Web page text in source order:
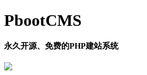
PbootCMS
永久开源、免费的PHP建站系统